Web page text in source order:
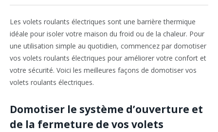
Les volets roulants électriques sont une barrière thermique
idéale pour isoler votre maison du froid ou de la chaleur. Pour
une utilisation simple au quotidien, commencez par domotiser
vos volets roulants électriques pour améliorer votre confort et
votre sécurité. Voici les meilleures façons de domotiser vos
volets roulants électriques.
Domotiser le système d’ouverture et
de la fermeture de vos volets